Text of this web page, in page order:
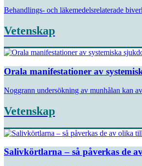
Behandlings- och läkemedelsrelaterade
Vetenskap
Orala manifestationer av
Noggrann undersökning av munhålan kan
Vetenskap
Salivkörtlarna – så påverkas de